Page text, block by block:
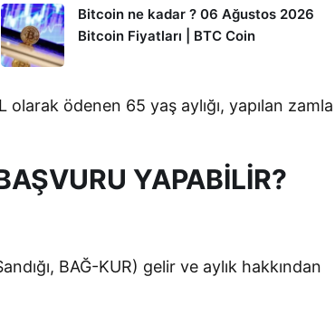
Bitcoin ne kadar ? 06 Ağustos 2026
Bitcoin Fiyatları | BTC Coin
ödenen 65 yaş aylığı, yapılan zamla
YAPABİLİR?
BAĞ-KUR) gelir ve aylık hakkından